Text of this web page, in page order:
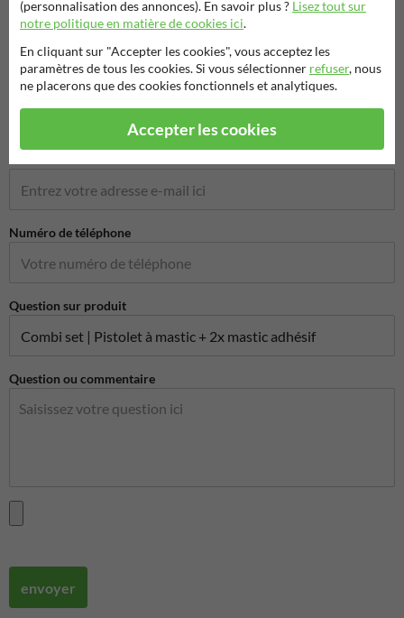
Nom*
Nom de l'entreprise
Numéro de téléphone
Question sur produit
Question ou commentaire
envoyer
(personnalisation des annonces). En savoir plus ? Lisez tout sur
notre politique en matière de cookies ici.
En cliquant sur "Accepter les cookies", vous acceptez les
paramètres de tous les cookies. Si vous sélectionner refuser, nous
ne placerons que des cookies fonctionnels et analytiques.
Accepter les cookies